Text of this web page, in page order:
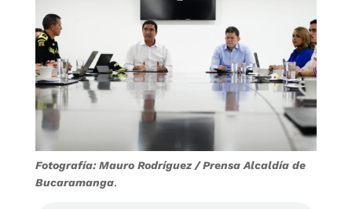
Fotografía: Mauro Rodríguez / Prensa Alcaldía de
Bucaramanga.